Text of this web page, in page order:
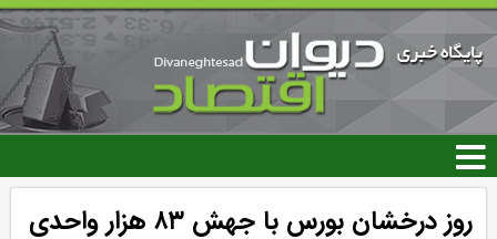
رفتن
محتوای
اصلی
روز درخشان بورس با جهش ۸۳ هزار واحدی